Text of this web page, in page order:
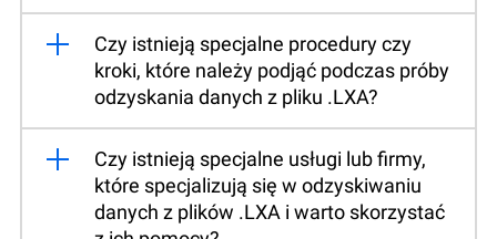
Czy istnieją specjalne procedury czy
kroki, które należy podjąć podczas próby
odzyskania danych z pliku .LXA?
Czy istnieją specjalne usługi lub firmy,
które specjalizują się w odzyskiwaniu
danych z plików .LXA i warto skorzystać